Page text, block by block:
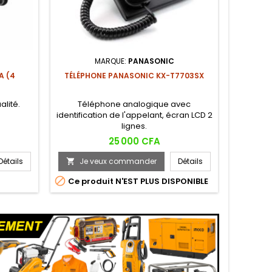
(4
MARQUE: PANASONIC
TÉLÉPHONE PANASONIC KX-T7703SX
Téléphone analogique avec
identification de l'appelant, écran LCD 2
lignes.
Prix
25 000 CFA
 Je veux commander Détails
 Ce produit N'EST PLUS DISPONIBLE